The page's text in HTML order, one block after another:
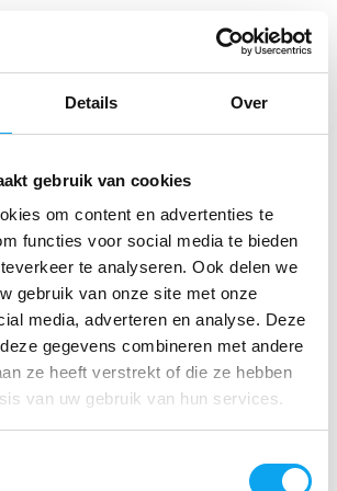
Details Over
gebruik van cookies
om content en advertenties te
functies voor social media te bieden
te analyseren. Ook delen we
gebruik van onze site met onze
media, adverteren en analyse. Deze
gegevens combineren met andere
ze heeft verstrekt of die ze hebben
van uw gebruik van hun services.
- 10-08-2025 16:00
onderaan , waardoor de
(of bijna niet ) hechten . Droog hebben
zoek een middel om het op te lossen ;
ok.
23-01-2025 16:18
/ 5
opblaasbaar bad lift sinds 2010,
opblazen en daar ga ik weer, spijtig